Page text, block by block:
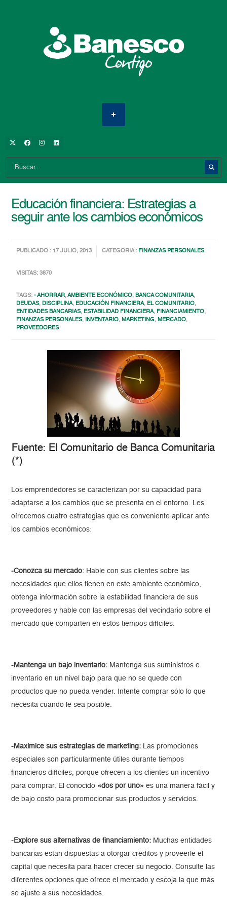
Educación financiera: Estrategias a
seguir ante los cambios económicos
PUBLICADO : 17 JULIO, 2013 CATEGORIA : FINANZAS PERSONALES
VISITAS: 3870
TAGS:- AHORRAR,AMBIENTE ECONÓMICO,BANCA COMUNITARIA,
DEUDAS,DISCIPLINA, EDUCACIÓN FINANCIERA, EL COMUNITARIO,
ENTIDADES BANCARIAS, ESTABILIDAD FINANCIERA, FINANCIAMIENTO,
FINANZAS PERSONALES, INVENTARIO,MARKETING,MERCADO,
PROVEEDORES
Fuente: El Comunitario de Banca Comunitaria
(*)
Los emprendedores se caracterizan por su capacidad para
adaptarse a los cambios que se presenta en el entorno. Les
ofrecemos cuatro estrategias que es conveniente aplicar ante
los cambios económicos:
-Conozca su mercado: Hable con sus clientes sobre las
necesidades que ellos tienen en este ambiente económico,
obtenga información sobre la estabilidad financiera de sus
proveedores y hable con las empresas del vecindario sobre el
mercado que comparten en estos tiempos difíciles.
-Mantenga un bajo inventario: Mantenga sus suministros e
inventario en un nivel bajo para que no se quede con
productos que no pueda vender. Intente comprar sólo lo que
necesita cuando le sea posible.
-Maximice sus estrategias de marketing: Las promociones
especiales son particularmente útiles durante tiempos
financieros difíciles, porque ofrecen a los clientes un incentivo
para comprar. El conocido «dos por uno» es una manera fácil y
de bajo costo para promocionar sus productos y servicios.
-Explore sus alternativas de financiamiento: Muchas entidades
bancarias están dispuestas a otorgar créditos y proveerle el
capital que necesita para hacer crecer su negocio. Consulte las
diferentes opciones que ofrece el mercado y escoja la que más
se ajuste a sus necesidades.